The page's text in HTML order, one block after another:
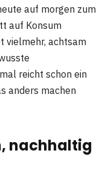
auf morgen zum
auf Konsum
vielmehr, achtsam
reicht schon ein
anders machen
nachhaltig